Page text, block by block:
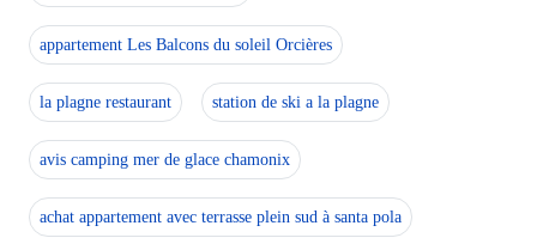
appartement Les Balcons du soleil Orcières
la plagne restaurant station de ski a la plagne
avis camping mer de glace chamonix
achat appartement avec terrasse plein sud à santa pola